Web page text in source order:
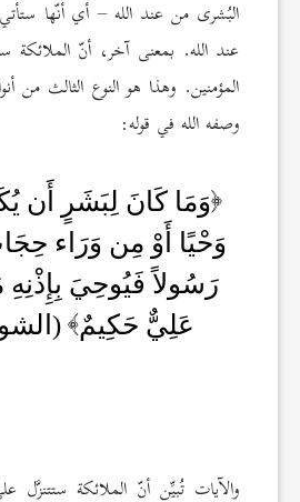
البُشرى من عند الله – أي أنّها
عند الله. بمعنى آخر، أنّ الملائكة
المؤمنين. وهذا هو النوع الثالث من
وصفه الله في قوله:
وَمَا كَانَ لِبَشَرٍ أَن
وَحْيًا أَوْ مِن وَرَاء
رَسُولاً فَيُوحِيَ بِإِذْنِهِ
عَلِيٌّ حَكِيمٌ
والآيات تُبيِّن أنّ الملائكة ستتنزَّل